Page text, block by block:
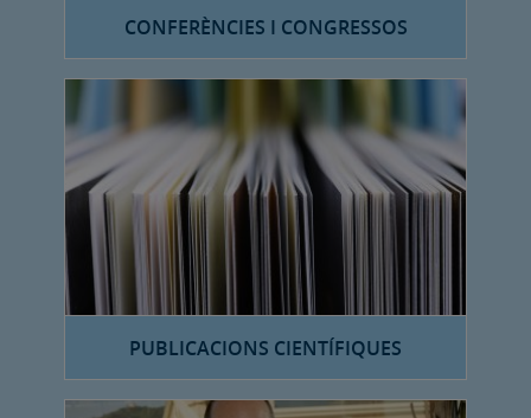
CONFERÈNCIES I CONGRESSOS
PUBLICACIONS CIENTÍFIQUES